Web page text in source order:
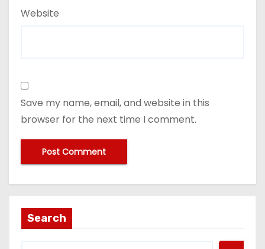
Website
Save my name, email, and website in this
browser for the next time I comment.
Search